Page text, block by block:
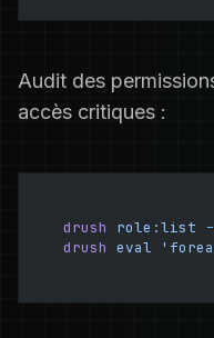
Audit des
accès critiques :
drush role:list
drush eval